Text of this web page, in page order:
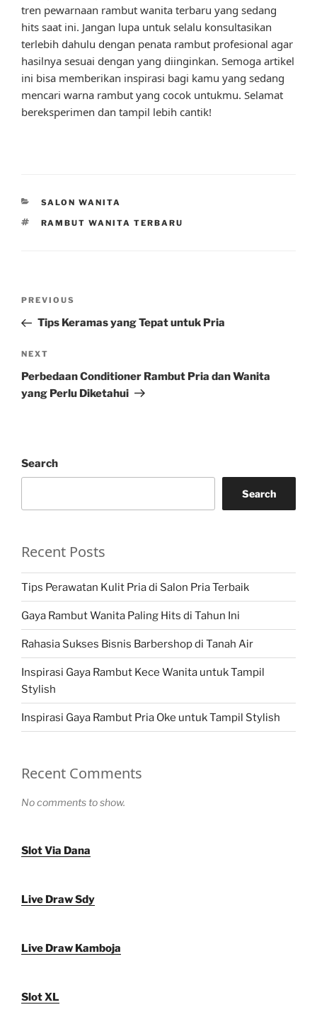
tren pewarnaan rambut wanita terbaru yang sedang
hits saat ini. Jangan lupa untuk selalu konsultasikan
terlebih dahulu dengan penata rambut profesional agar
hasilnya sesuai dengan yang diinginkan. Semoga artikel
ini bisa memberikan inspirasi bagi kamu yang sedang
mencari warna rambut yang cocok untukmu. Selamat
bereksperimen dan tampil lebih cantik!
CATEGORIES
SALON WANITA
TAGS
RAMBUT WANITA TERBARU
Previous
Post
PREVIOUS
Tips Keramas yang Tepat untuk Pria
Next
Post
NEXT
Perbedaan Conditioner Rambut Pria dan Wanita
yang Perlu Diketahui
Search
Search
Recent Posts
Tips Perawatan Kulit Pria di Salon Pria Terbaik
Gaya Rambut Wanita Paling Hits di Tahun Ini
Rahasia Sukses Bisnis Barbershop di Tanah Air
Inspirasi Gaya Rambut Kece Wanita untuk Tampil
Stylish
Inspirasi Gaya Rambut Pria Oke untuk Tampil Stylish
Recent Comments
No comments to show.
Slot Via Dana
Live Draw Sdy
Live Draw Kamboja
Slot XL